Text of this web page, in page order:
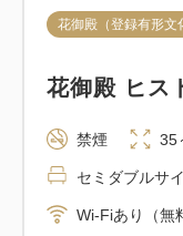
※他のお時間がご
【ご入浴】
泉をお楽しみいた
花御殿（登録有形文
花御殿 ヒス
禁煙 35
セミダブルサ
Wi-Fiあり（無